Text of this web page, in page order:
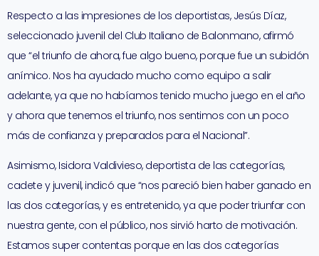
Respecto a las impresiones de los deportistas, Jesús Díaz,
seleccionado juvenil del Club Italiano de Balonmano, afirmó
que “el triunfo de ahora, fue algo bueno, porque fue un subidón
anímico. Nos ha ayudado mucho como equipo a salir
adelante, ya que no habíamos tenido mucho juego en el año
y ahora que tenemos el triunfo, nos sentimos con un poco
más de confianza y preparados para el Nacional”.
Asimismo, Isidora Valdivieso, deportista de las categorías,
cadete y juvenil, indicó que “nos pareció bien haber ganado en
las dos categorías, y es entretenido, ya que poder triunfar con
nuestra gente, con el público, nos sirvió harto de motivación.
Estamos super contentas porque en las dos categorías